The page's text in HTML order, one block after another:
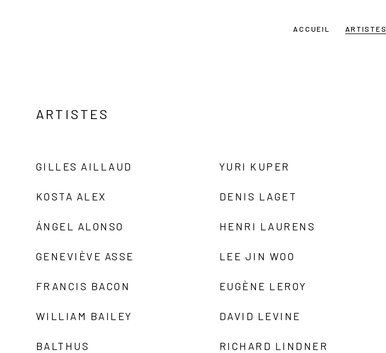
ACCUEIL ARTISTES
ARTISTES
GILLES AILLAUD
KOSTA ALEX
ÁNGEL ALONSO
GENEVIÈVE ASSE
FRANCIS BACON
WILLIAM BAILEY
BALTHUS
YURI KUPER
DENIS LAGET
HENRI LAURENS
LEE JIN WOO
EUGÈNE LEROY
DAVID LEVINE
RICHARD LINDNER